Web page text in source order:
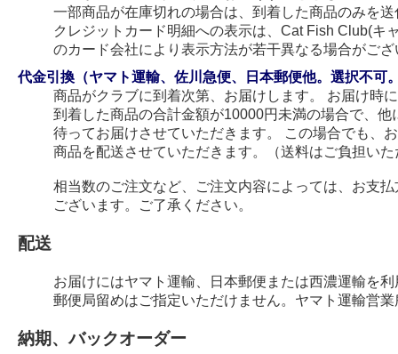
一部商品が在庫切れの場合は、到着した商品のみを
クレジットカード明細への表示は、Cat Fish Club(キ
のカード会社により表示方法が若干異なる場合がござ
代金引換（ヤマト運輸、佐川急便、日本郵便他。選択不可
商品がクラブに到着次第、お届けします。 お届け時
到着した商品の合計金額が10000円未満の場合で、
待ってお届けさせていただきます。 この場合でも、
商品を配送させていただきます。（送料はご負担い
相当数のご注文など、ご注文内容によっては、お支
ございます。ご了承ください。
配送
お届けにはヤマト運輸、日本郵便または西濃運輸を
郵便局留めはご指定いただけません。ヤマト運輸営
納期、バックオーダー